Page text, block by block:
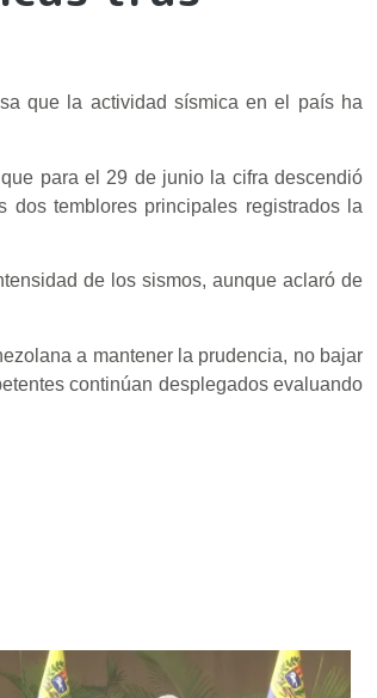
que la actividad sísmica en el país ha
para el 29 de junio la cifra descendió
dos temblores principales registrados la
de los sismos, aunque aclaró de
a mantener la prudencia, no bajar
continúan desplegados evaluando